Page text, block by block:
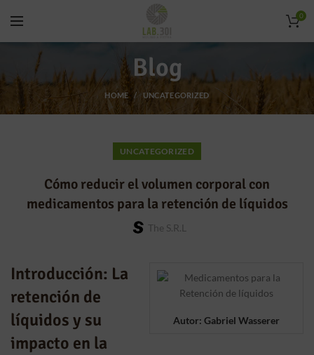
0
Blog
HOME UNCATEGORIZED
UNCATEGORIZED
Cómo reducir el volumen corporal con
medicamentos para la retención de líquidos
The S.r.l
Autor: Gabriel Wasserer
Introducción: La
retención de
líquidos y su
impacto en la